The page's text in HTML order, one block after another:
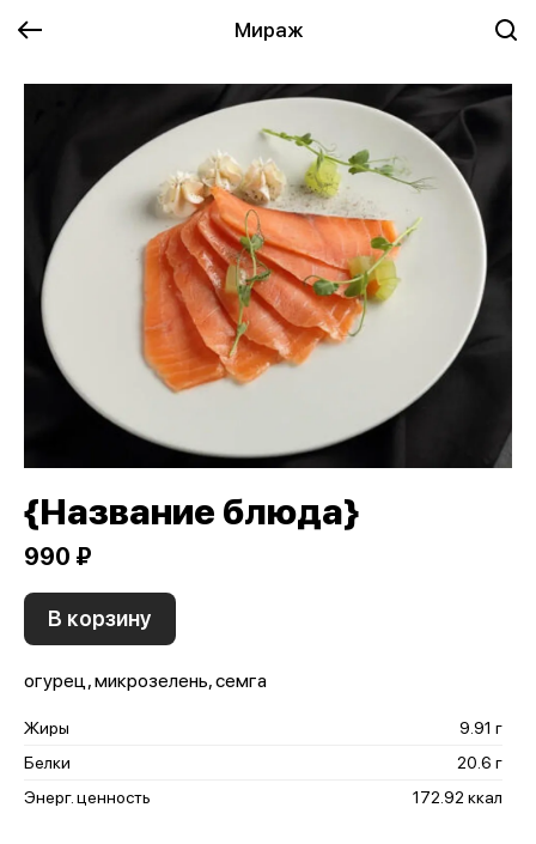
Мираж
{Название блюда}
990 ₽
В корзину
огурец, микрозелень, семга
Жиры
9.91 г
Белки
20.6 г
Энерг. ценность
172.92 ккал